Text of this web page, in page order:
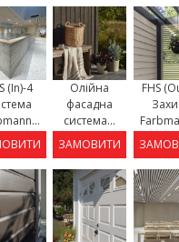
(In)-4
Олійна
фасадна
система...
ЗАМОВИТИ
FHS